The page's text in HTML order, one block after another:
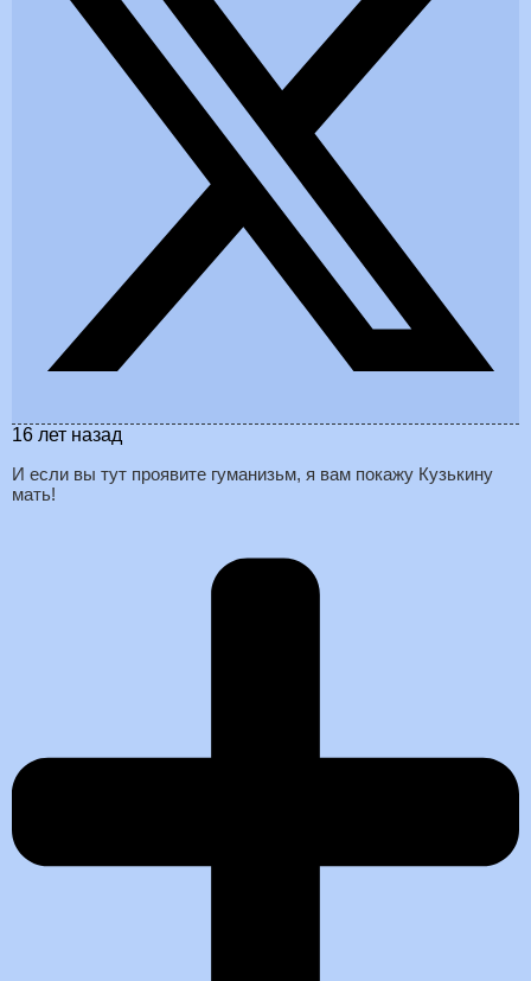
16 лет назад
И если вы тут проявите гуманизьм, я вам покажу Кузькину
мать!